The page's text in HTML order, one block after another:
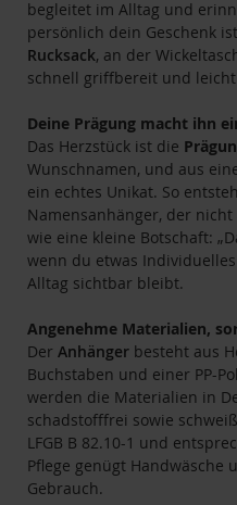
begleitet im Alltag und
persönlich dein Geschenk
Rucksack, an der
schnell griffbereit und
Deine Prägung macht ihn
Das Herzstück ist die
Wunschnamen, und aus
ein echtes Unikat. So
Namensanhänger, der
wie eine kleine Botschaft:
wenn du etwas
Alltag sichtbar bleibt.
Angenehme Materialien,
Der Anhänger besteht aus
Buchstaben und einer PP-
werden die Materialien in
schadstofffrei sowie
LFGB B 82.10-1 und
Pflege genügt Handwäsche
Gebrauch.